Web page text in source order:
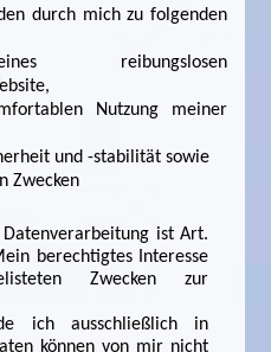
durch mich zu folgenden
reibungslosen
Nutzung meiner
und -stabilität sowie
Zwecken
ist Art.
berechtigtes Interesse
Zwecken zur
ich ausschließlich in
können von mir nicht